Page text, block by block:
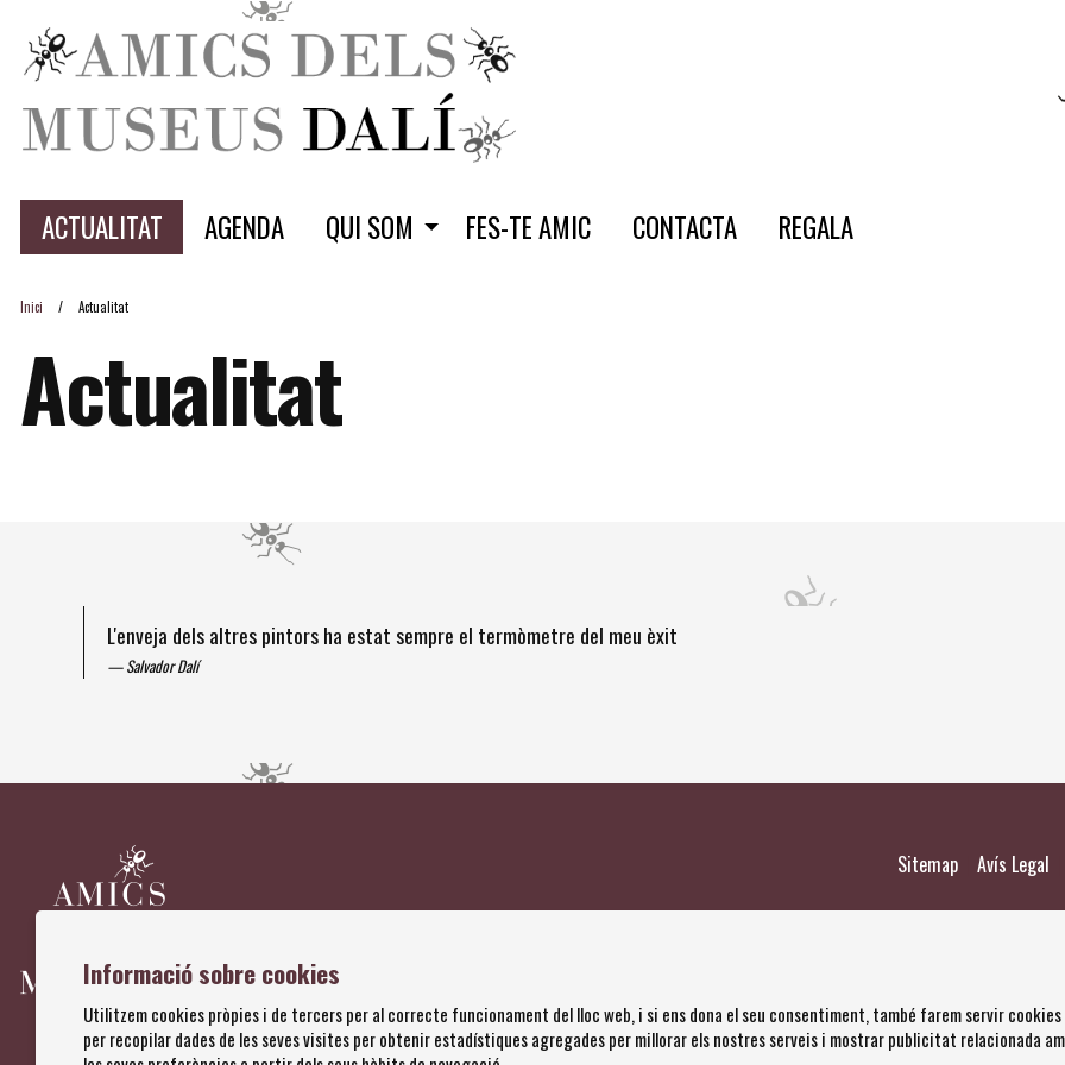
ACTUALITAT AGENDA QUI SOM FES-TE AMIC CONTACTA REGALA
Inici Actualitat
Actualitat
L'enveja dels altres pintors ha estat sempre el termòmetre del meu èxit
Salvador Dalí
Sitemap Avís Legal
Informació sobre cookies
Utilitzem cookies pròpies i de tercers per al correcte funcionament del lloc web, i si ens dona el seu consentiment, també farem servir cookies
per recopilar dades de les seves visites per obtenir estadístiques agregades per millorar els nostres serveis i mostrar publicitat relacionada